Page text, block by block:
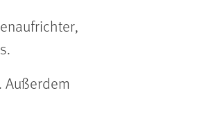
Außerdem